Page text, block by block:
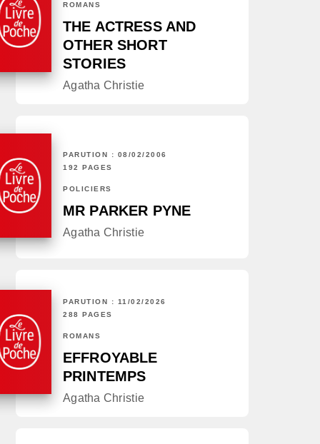
ROMANS
THE ACTRESS AND
OTHER SHORT
STORIES
Agatha Christie
PARUTION : 08/02/2006
192 PAGES
POLICIERS
MR PARKER PYNE
Agatha Christie
PARUTION : 11/02/2026
288 PAGES
ROMANS
EFFROYABLE
PRINTEMPS
Agatha Christie